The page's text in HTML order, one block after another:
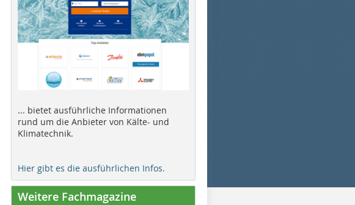
... bietet ausführliche Informationen
rund um die Anbieter von Kälte- und
Klimatechnik.
Hier gibt es die ausführlichen Infos.
Weitere Fachmagazine